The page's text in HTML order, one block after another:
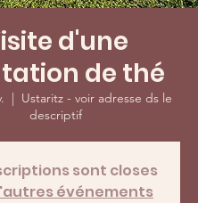
d'une
de thé
  |
Ustaritz - voir adresse ds le
descriptif
sont closes
événements